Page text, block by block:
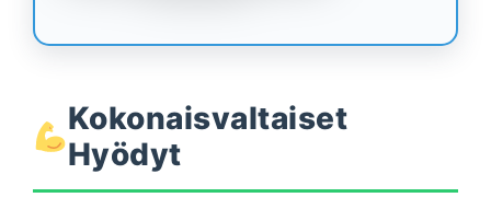
Kokonaisvaltaiset
Hyödyt